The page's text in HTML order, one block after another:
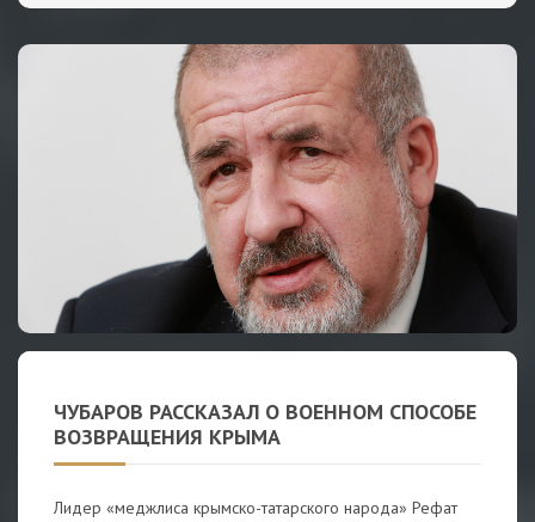
ЧУБАРОВ РАССКАЗАЛ О ВОЕННОМ СПОСОБЕ
ВОЗВРАЩЕНИЯ КРЫМА
Лидер «меджлиса крымско-татарского народа» Рефат